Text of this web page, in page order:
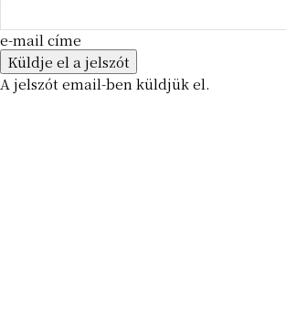
e-mail címe
A jelszót email-ben küldjük el.